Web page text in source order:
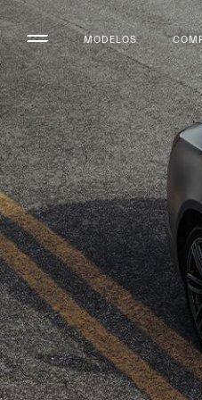
MODELOS